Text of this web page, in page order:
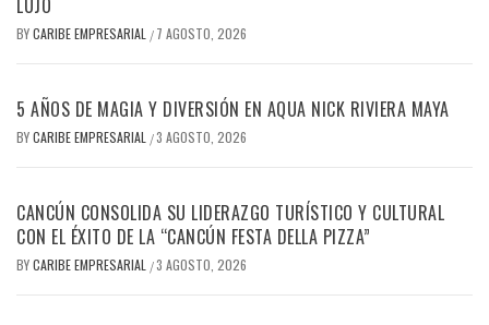
BYCARIBE EMPRESARIAL / 7 AGOSTO, 2026
5 AÑOS DE MAGIA Y DIVERSIÓN EN AQUA NICK RIVIERA MAYA
BYCARIBE EMPRESARIAL /3 AGOSTO, 2026
CANCÚN CONSOLIDA SU LIDERAZGO TURÍSTICO Y CULTURAL
CON EL ÉXITO DE LA “CANCÚN FESTA DELLA PIZZA”
BYCARIBE EMPRESARIAL /3 AGOSTO, 2026